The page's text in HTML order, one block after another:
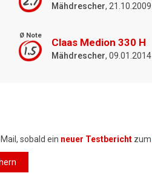
Mähdrescher, 21.10.2009
Ø Note
1.5
Claas Medion 330 H
Mähdrescher, 09.01.2014
sobald ein neuer Testbericht zum